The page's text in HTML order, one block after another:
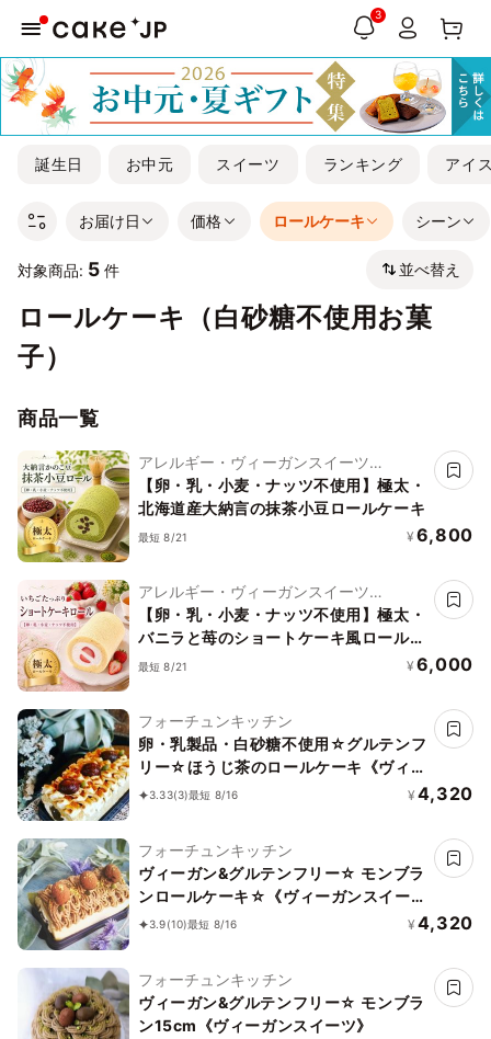
3
誕生日 お中元 スイーツ ランキング アイ
お届け日 価格 ロールケーキ シーン
対象商品: 5 件 並べ替え
ロールケーキ（白砂糖不使用お菓
子）
商品一覧
アレルギー・ヴィーガンスイーツ
L'AURA(ローラ)
【卵・乳・小麦・ナッツ不使用】極太・
北海道産大納言の抹茶小豆ロールケーキ
最短 8/21 ¥ 6,800
アレルギー・ヴィーガンスイーツ
L'AURA(ローラ)
【卵・乳・小麦・ナッツ不使用】極太・
バニラと苺のショートケーキ風ロールケ
ーキ
最短 8/21 ¥ 6,000
フォーチュンキッチン
卵・乳製品・白砂糖不使用☆グルテンフ
リー☆ほうじ茶のロールケーキ《ヴィー
ガンスイーツ》
3.33(3)最短 8/16 ¥ 4,320
フォーチュンキッチン
ヴィーガン&グルテンフリー☆ モンブラ
ンロールケーキ☆《ヴィーガンスイー
ツ》
3.9(10)最短 8/16 ¥ 4,320
フォーチュンキッチン
ヴィーガン&グルテンフリー☆ モンブラ
ン15cm《ヴィーガンスイーツ》